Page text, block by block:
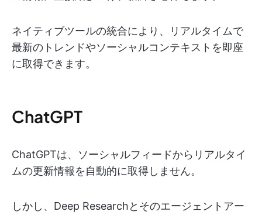
ネイティブツールの統合により、リアルタイムで
最新のトレンドやソーシャルコンテキストを即座
に取得できます。
ChatGPT
ChatGPTは、ソーシャルフィードからリアルタイ
ムの更新情報を自動的に取得しません。
しかし、Deep Researchとそのエージェントアー